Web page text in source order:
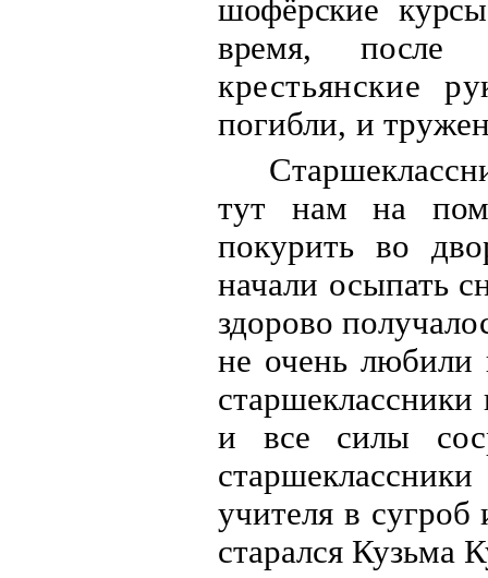
шофёрские
время, после
крестьянские
погибли, и
тут нам на
покурить во
начали осыпать
здорово
не очень любили
и все силы
учителя в
старался Кузьма